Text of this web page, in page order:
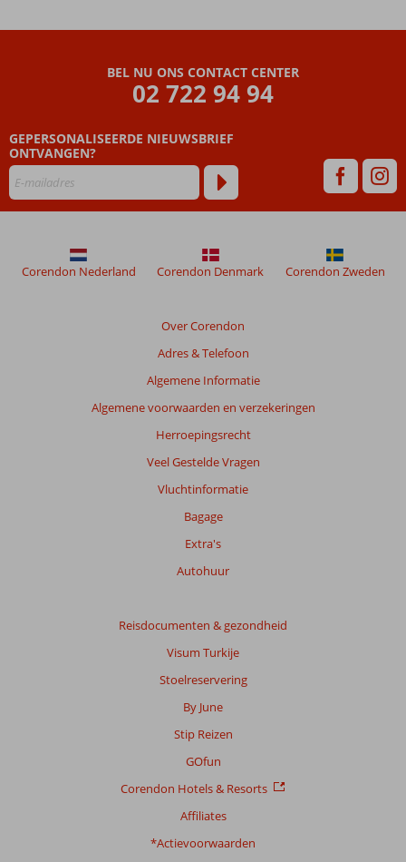
BEL NU ONS CONTACT CENTER
02 722 94 94
GEPERSONALISEERDE NIEUWSBRIEF
ONTVANGEN?
Over Corendon
Adres & Telefoon
Algemene Informatie
Algemene voorwaarden en verzekeringen
Herroepingsrecht
Veel Gestelde Vragen
Vluchtinformatie
Bagage
Extra's
Autohuur
Reisdocumenten & gezondheid
Visum Turkije
Stoelreservering
By June
Stip Reizen
GOfun
Corendon Hotels & Resorts
Affiliates
*Actievoorwaarden
Corendon Nederland Corendon Denmark Corendon Zweden